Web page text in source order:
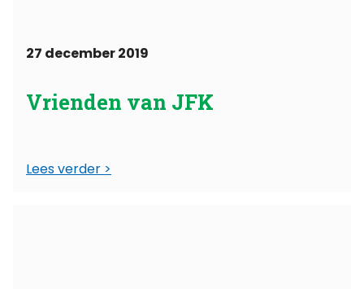
27 december 2019
Vrienden van JFK
Lees verder